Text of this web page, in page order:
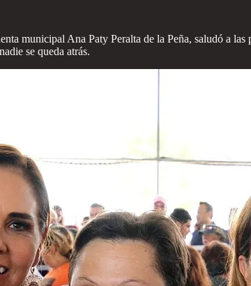
municipal Ana Paty Peralta de la Peña, saludó a
se queda atrás.